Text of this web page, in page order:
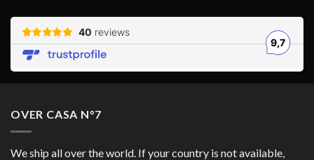
OVER CASA N°7
We ship all over the world. If your country is not available,